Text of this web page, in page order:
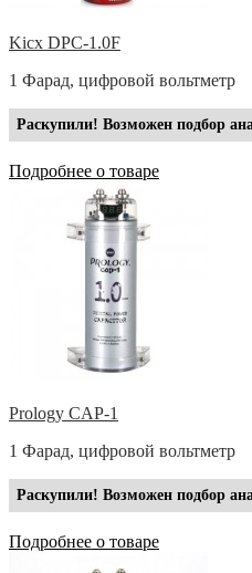
Kicx DPC-1.0F
1 Фарад, цифровой вольтметр
Раскупили! Возможен подбор
Подробнее о товаре
Prology CAP-1
1 Фарад, цифровой вольтметр
Раскупили! Возможен подбор
Подробнее о товаре